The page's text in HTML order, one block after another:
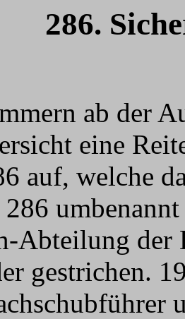
286.
ab der
eine
auf, welche
Abteilung
gestrichen.